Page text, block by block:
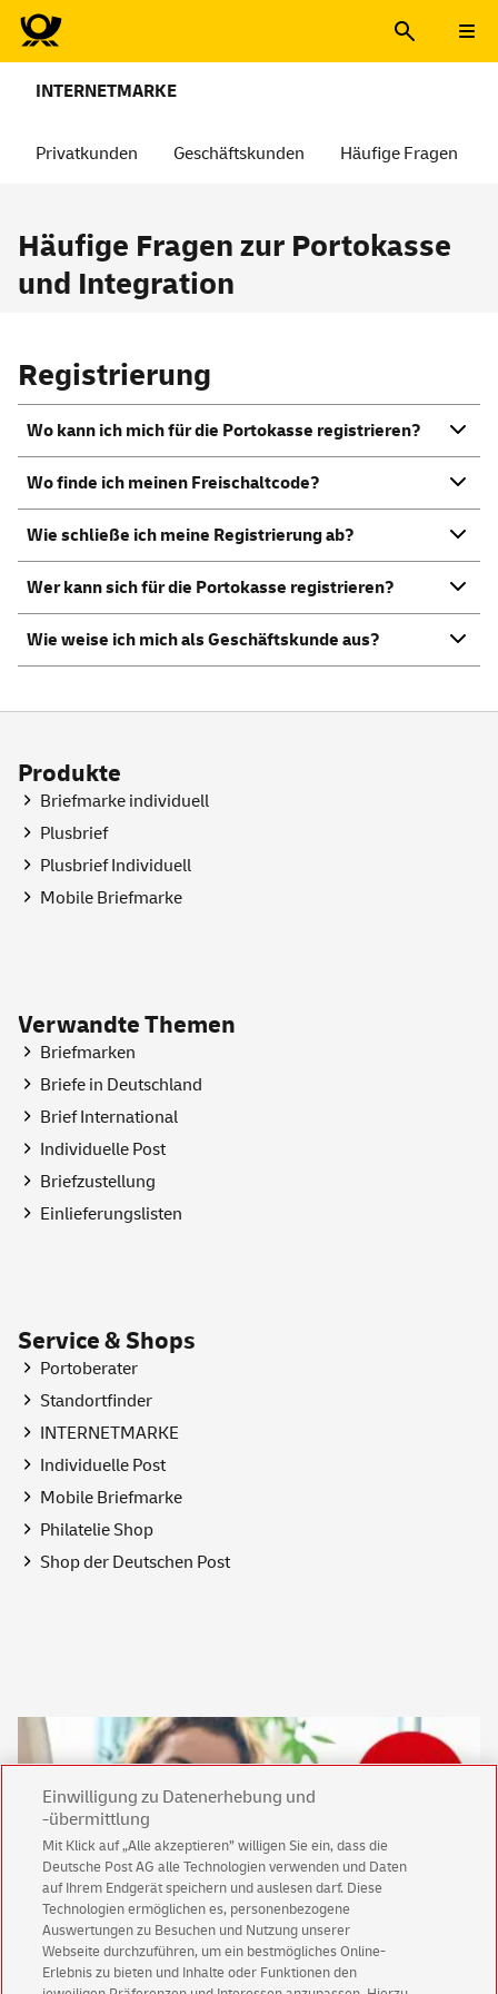
INTERNETMARKE
Privatkunden Geschäftskunden Häufige Fragen
Häufige Fragen zur Portokasse
und Integration
Registrierung
Wo kann ich mich für die Portokasse registrieren?
Wo finde ich meinen Freischaltcode?
Wie schließe ich meine Registrierung ab?
Wer kann sich für die Portokasse registrieren?
Wie weise ich mich als Geschäftskunde aus?
Produkte
Briefmarke individuell
Plusbrief
Plusbrief Individuell
Mobile Briefmarke
Verwandte Themen
Briefmarken
Briefe in Deutschland
Brief International
Individuelle Post
Briefzustellung
Einlieferungslisten
Service & Shops
Portoberater
Standortfinder
INTERNETMARKE
Individuelle Post
Mobile Briefmarke
PhilatelieShop
Shopder Deutschen Post
Keine News mehr verpassen!
Für den Shop-Newsletter anmelden und
Einwilligung zu Datenerhebung und
-übermittlung
Mit Klick auf „Alle akzeptieren” willigen Sie ein, dass die
Deutsche Post AG alle Technologien verwenden und Daten
auf Ihrem Endgerät speichern und auslesen darf. Diese
Technologien ermöglichen es, personenbezogene
Auswertungen zu Besuchen und Nutzung unserer
Webseite durchzuführen, um ein bestmögliches Online-
Erlebnis zu bieten und Inhalte oder Funktionen den